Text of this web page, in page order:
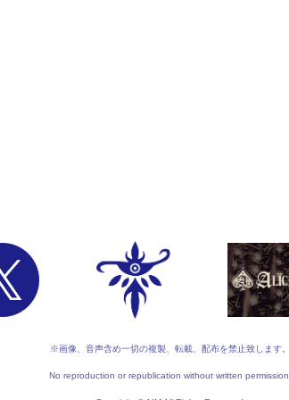
※画像、音声含め一切の複製、転載、配布を禁止致します。
No reproduction or republication without written permission.